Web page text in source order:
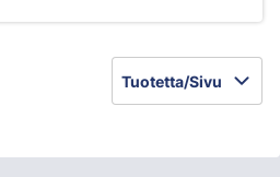
Tuotetta/Sivu